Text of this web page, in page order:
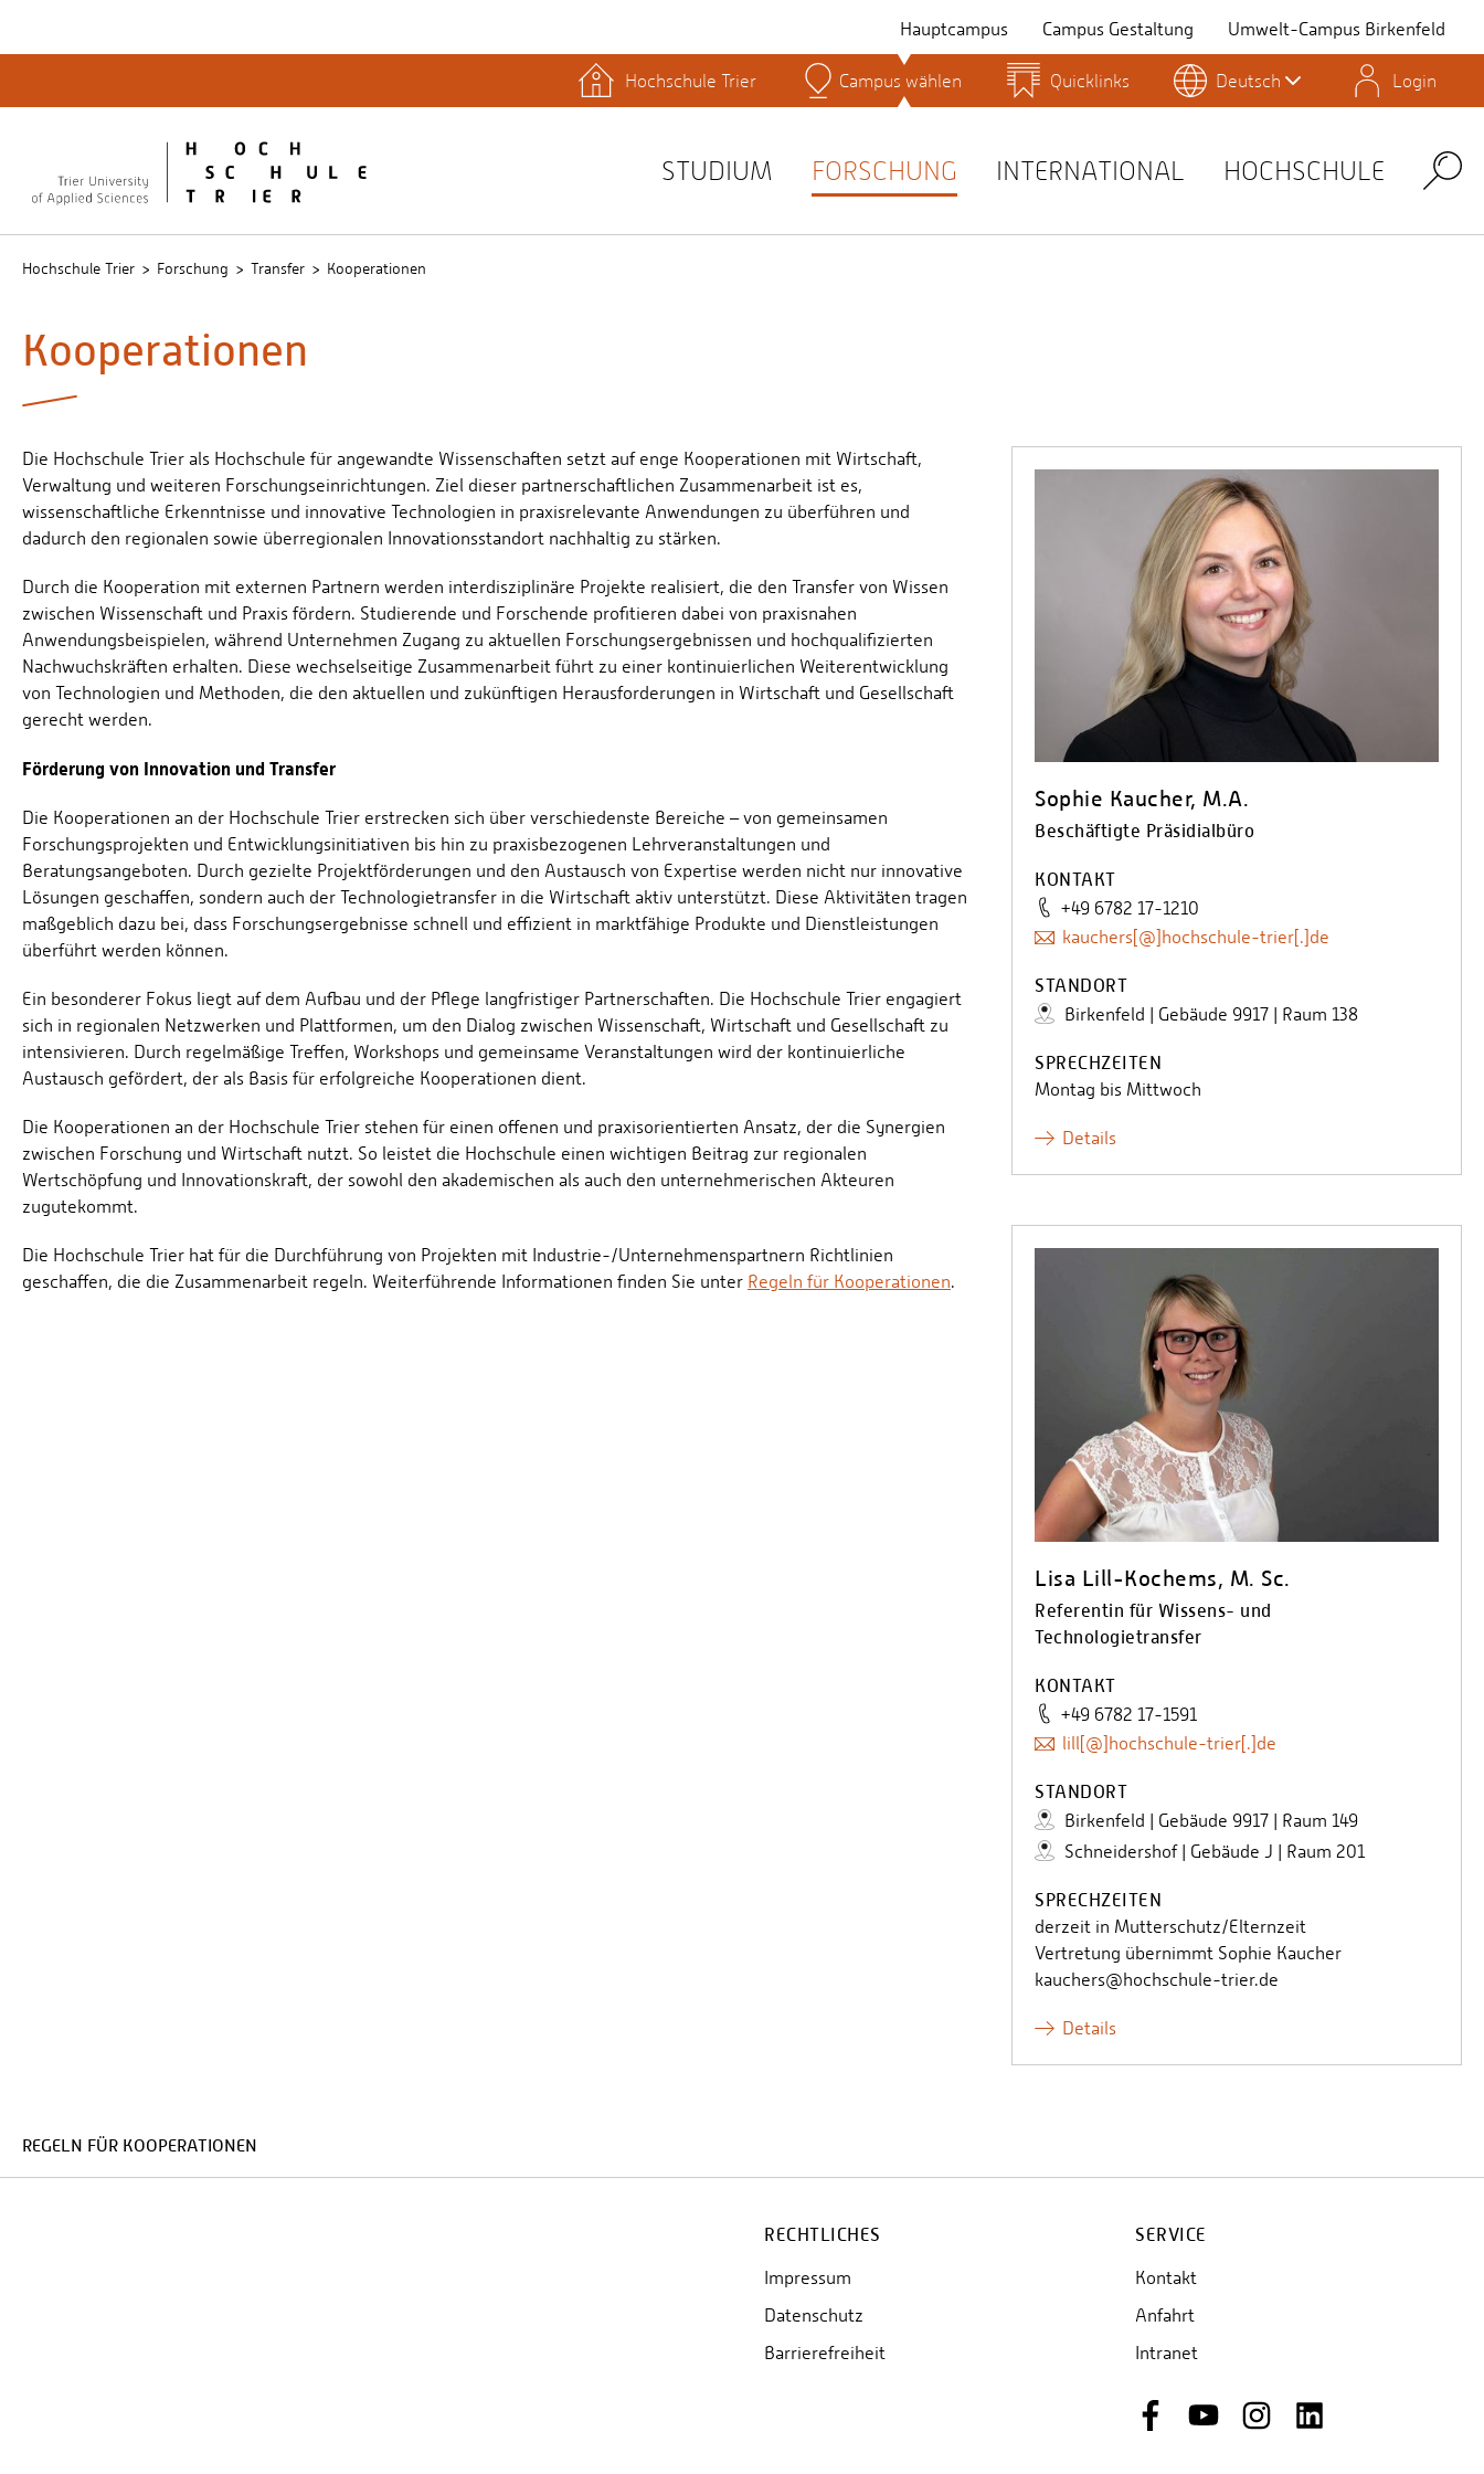
Hauptcampus Campus Gestaltung Umwelt-Campus Birkenfeld
Lernplattformen
Personensuche
Studienservice
Stud.IP
Hochschule Trier Campus wählen Quicklinks Deutsch Login
STUDIUM FORSCHUNG INTERNATIONAL HOCHSCHULE Search
Hochschule Trier Forschung Transfer Kooperationen
Kooperationen
Die Hochschule Trier als Hochschule für angewandte Wissenschaften setzt auf enge Kooperationen mit Wirtschaft,
Verwaltung und weiteren Forschungseinrichtungen. Ziel dieser partnerschaftlichen Zusammenarbeit ist es,
wissenschaftliche Erkenntnisse und innovative Technologien in praxisrelevante Anwendungen zu überführen und
dadurch den regionalen sowie überregionalen Innovationsstandort nachhaltig zu stärken.
Durch die Kooperation mit externen Partnern werden interdisziplinäre Projekte realisiert, die den Transfer von Wissen
zwischen Wissenschaft und Praxis fördern. Studierende und Forschende profitieren dabei von praxisnahen
Anwendungsbeispielen, während Unternehmen Zugang zu aktuellen Forschungsergebnissen und hochqualifizierten
Nachwuchskräften erhalten. Diese wechselseitige Zusammenarbeit führt zu einer kontinuierlichen Weiterentwicklung
von Technologien und Methoden, die den aktuellen und zukünftigen Herausforderungen in Wirtschaft und Gesellschaft
gerecht werden.
Förderung von Innovation und Transfer
Die Kooperationen an der Hochschule Trier erstrecken sich über verschiedenste Bereiche – von gemeinsamen
Forschungsprojekten und Entwicklungsinitiativen bis hin zu praxisbezogenen Lehrveranstaltungen und
Beratungsangeboten. Durch gezielte Projektförderungen und den Austausch von Expertise werden nicht nur innovative
Lösungen geschaffen, sondern auch der Technologietransfer in die Wirtschaft aktiv unterstützt. Diese Aktivitäten tragen
maßgeblich dazu bei, dass Forschungsergebnisse schnell und effizient in marktfähige Produkte und Dienstleistungen
überführt werden können.
Ein besonderer Fokus liegt auf dem Aufbau und der Pflege langfristiger Partnerschaften. Die Hochschule Trier engagiert
sich in regionalen Netzwerken und Plattformen, um den Dialog zwischen Wissenschaft, Wirtschaft und Gesellschaft zu
intensivieren. Durch regelmäßige Treffen, Workshops und gemeinsame Veranstaltungen wird der kontinuierliche
Austausch gefördert, der als Basis für erfolgreiche Kooperationen dient.
Die Kooperationen an der Hochschule Trier stehen für einen offenen und praxisorientierten Ansatz, der die Synergien
zwischen Forschung und Wirtschaft nutzt. So leistet die Hochschule einen wichtigen Beitrag zur regionalen
Wertschöpfung und Innovationskraft, der sowohl den akademischen als auch den unternehmerischen Akteuren
zugutekommt.
Die Hochschule Trier hat für die Durchführung von Projekten mit Industrie-/Unternehmenspartnern Richtlinien
geschaffen, die die Zusammenarbeit regeln. Weiterführende Informationen finden Sie unter Regeln für Kooperationen.
Sophie Kaucher, M.A.
Beschäftigte Präsidialbüro
KONTAKT
+49 6782 17-1210
kauchers[@]hochschule-trier[.]de
STANDORT
Birkenfeld | Gebäude 9917 | Raum 138
SPRECHZEITEN
Montag bis Mittwoch
Details
Lisa Lill-Kochems, M. Sc.
Referentin für Wissens- und
Technologietransfer
KONTAKT
+49 6782 17-1591
lill[@]hochschule-trier[.]de
STANDORT
Birkenfeld | Gebäude 9917 | Raum 149
Schneidershof | Gebäude J | Raum 201
SPRECHZEITEN
derzeit in Mutterschutz/Elternzeit
Vertretung übernimmt Sophie Kaucher
kauchers@hochschule-trier.de
Details
REGELN FÜR KOOPERATIONEN
RECHTLICHES
Impressum
Datenschutz
Barrierefreiheit
SERVICE
Kontakt
Anfahrt
Intranet